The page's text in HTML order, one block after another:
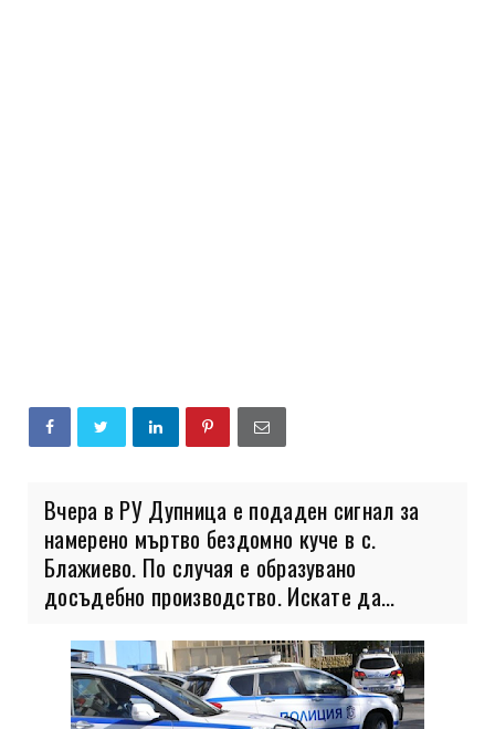
Вчера в РУ Дупница е подаден сигнал за
намерено мъртво бездомно куче в с.
Блажиево. По случая е образувано
досъдебно производство. Искате да...